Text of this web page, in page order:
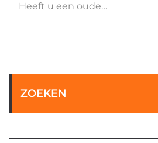
Heeft u een oude…
ZOEKEN